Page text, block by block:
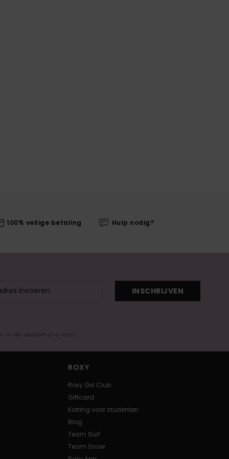
100% veilige betaling Hulp nodig?
INSCHRIJVEN
in de welkomst e-mail
ROXY
Roxy Girl Club
Giftcard
Korting voor studenten
Blog
Team Surf
Team Snow